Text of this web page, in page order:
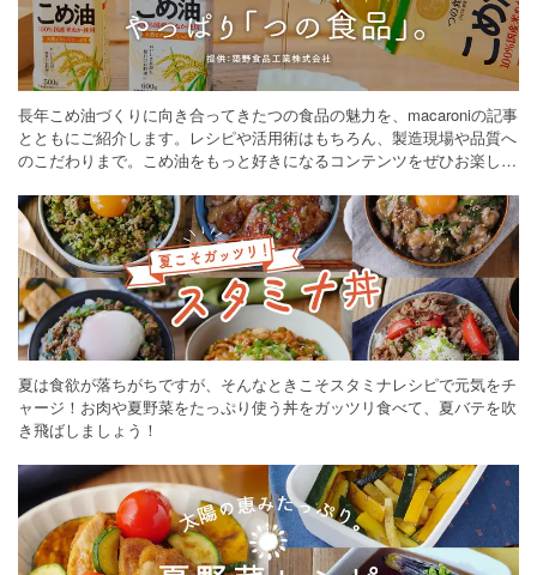
長年こめ油づくりに向き合ってきたつの食品の魅力を、macaroniの記事
とともにご紹介します。レシピや活用術はもちろん、製造現場や品質へ
のこだわりまで。こめ油をもっと好きになるコンテンツをぜひお楽しみ
夏は食欲が落ちがちですが、そんなときこそスタミナレシピで元気をチ
ャージ！お肉や夏野菜をたっぷり使う丼をガッツリ食べて、夏バテを吹
き飛ばしましょう！